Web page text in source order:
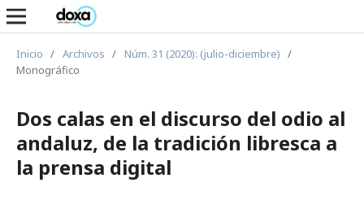
Inicio / Archivos / Núm. 31 (2020): (julio-diciembre) /
Monográfico
Dos calas en el discurso del odio al
andaluz, de la tradición libresca a
la prensa digital